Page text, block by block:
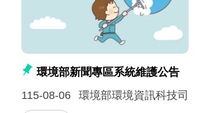
環境部新聞專區系統維護公告
115-08-06
環境部環境資訊科技司